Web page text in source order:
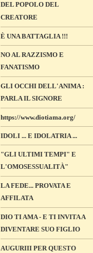
DEL POPOLO DEL
CREATORE
È UNA BATTAGLIA !!!
NO AL RAZZISMO E
FANATISMO
GLI OCCHI DELL'ANIMA :
PARLA IL SIGNORE
https://www.diotiama.org/
IDOLI ... E IDOLATRIA ...
"GLI ULTIMI TEMPI" E
L'OMOSESSUALITÀ"
LA FEDE... PROVATA E
AFFILATA
DIO TI AMA - E TI INVITA A
DIVENTARE SUO FIGLIO
AUGURIII PER QUESTO